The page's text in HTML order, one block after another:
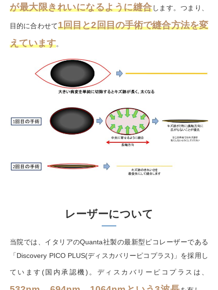
が最大限きれいになるように縫合します。つまり、
目的に合わせて1回目と2回目の手術で縫合方法を変
えています。
レーザーについて
当院では、イタリアのQuanta社製の最新型ピコレーザーである
「Discovery PICO PLUS(ディスカバリーピコプラス) 」を採用し
ています (国内承認機 ) 。ディスカバリーピコプラスは、